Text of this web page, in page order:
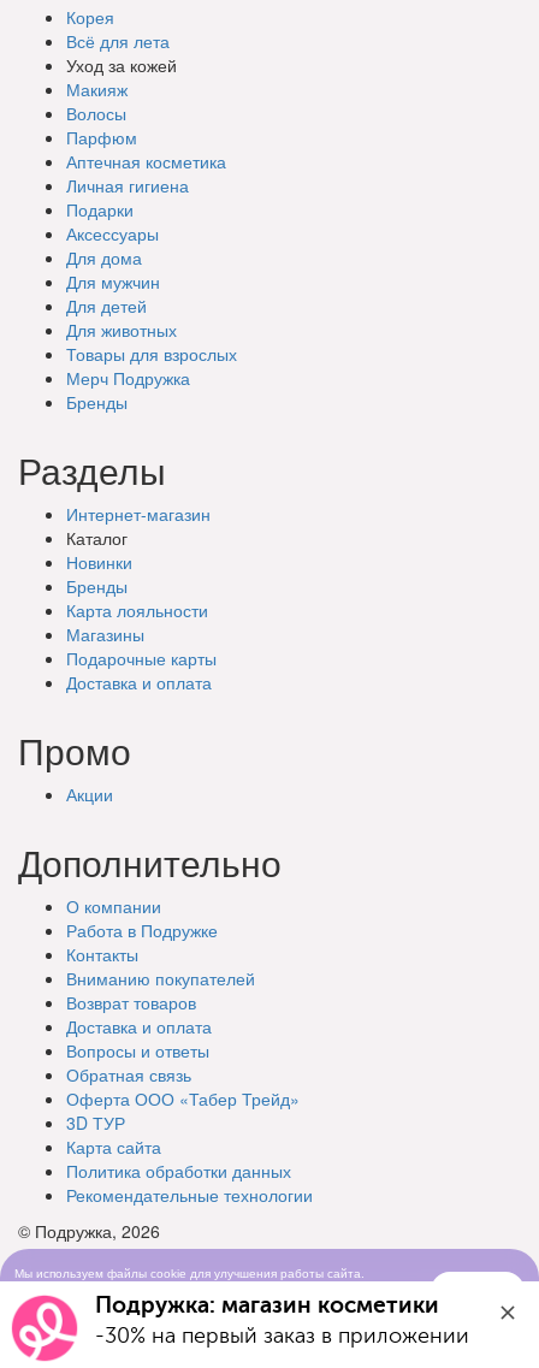
Корея
Всё для лета
Уход за кожей
Макияж
Волосы
Парфюм
Аптечная косметика
Личная гигиена
Подарки
Аксессуары
Для дома
Для мужчин
Для детей
Для животных
Товары для взрослых
Мерч Подружка
Бренды
Разделы
Интернет-магазин
Каталог
Новинки
Бренды
Карта лояльности
Магазины
Подарочные карты
Доставка и оплата
Промо
Акции
Дополнительно
О компании
Работа в Подружке
Контакты
Вниманию покупателей
Возврат товаров
Доставка и оплата
Вопросы и ответы
Обратная связь
Оферта ООО «Табер Трейд»
3D ТУР
Карта сайта
Политика обработки данных
Рекомендательные технологии
© Подружка, 2026
Мы используем файлы cookie для улучшения работы сайта.
использования cookie-файловПодружка: магазин косметики
-30% на первый заказ в приложении